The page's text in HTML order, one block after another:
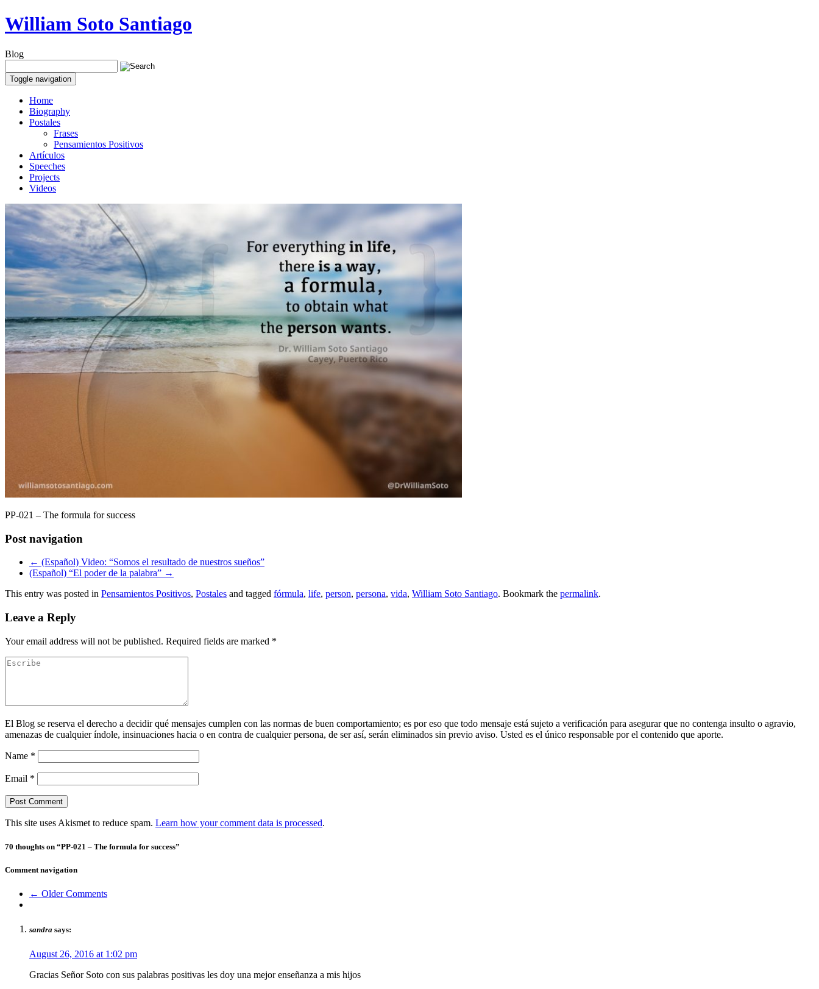
William Soto Santiago
Blog
Toggle navigation
Home
Biography
Postales
Frases
Pensamientos Positivos
Artículos
Speeches
Projects
Videos
PP-021 – The formula for success
Post navigation
← (Español) Video: “Somos el resultado de nuestros sueños”
(Español) “El poder de la palabra” →
This entry was posted in Pensamientos Positivos, Postales and tagged fórmula, life, person, persona, vida, William Soto Santiago. Bookmark the permalink.
Leave a Reply
Your email address will not be published. Required fields are marked *
El Blog se reserva el derecho a decidir qué mensajes cumplen con las normas de buen comportamiento; es por eso que todo mensaje está sujeto a verificación para asegurar que no contenga insulto o agravio,
amenazas de cualquier índole, insinuaciones hacia o en contra de cualquier persona, de ser así, serán eliminados sin previo aviso. Usted es el único responsable por el contenido que aporte.
Name *
Email *
This site uses Akismet to reduce spam. Learn how your comment data is processed.
70 thoughts on “PP-021 – The formula for success”
Comment navigation
← Older Comments
sandra says:
August 26, 2016 at 1:02 pm
Gracias Señor Soto con sus palabras positivas les doy una mejor enseñanza a mis hijos